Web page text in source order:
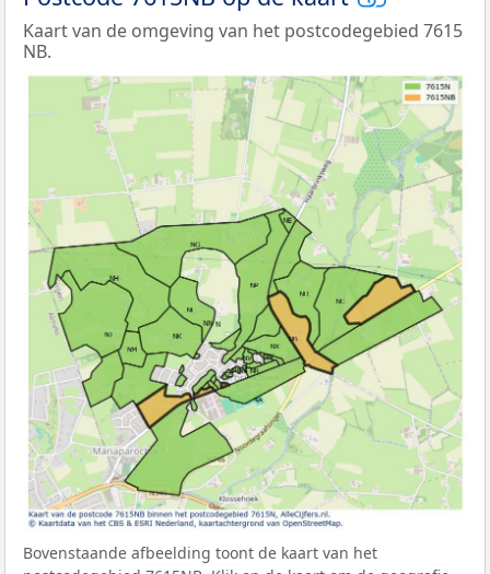
Kaart van de omgeving van het postcodegebied 7615
NB.
Bovenstaande afbeelding toont de kaart van het